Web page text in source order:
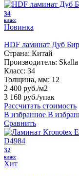
34
класс
Новинка
HDF ламинат Дуб
Страна: Китай
Производитель: Skalla
Класс: 34
Толщина, мм: 12
2 400 руб./м2
3 168 руб./упак
Рассчитать стоимость
В избранное В
Сравнить
32
класс
Хит